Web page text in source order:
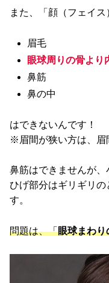
また、「顔（フェイス
眉毛
眼球周りの骨より
鼻筋
鼻の中
はできないんです！
※眉間が狭い方は、眉
鼻筋はできませんが、
ひげ部分はギリギリの
す。
問題は、「眼球まわり